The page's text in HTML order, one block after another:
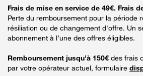
Frais de mise en service de 49€. Frais
Perte du remboursement pour la période
résiliation ou de changement d'offre. Un
abonnement à l’une des offres éligibles.
Remboursement jusqu’à 150€ des frais
par votre opérateur actuel, formulaire